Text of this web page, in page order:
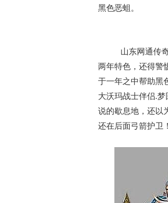
黑色恶蛆。
山东网通传
两年特色，还得警
于一年之中帮助黑
大沃玛战士伴侣.
说的歇息地，还以
还在后面弓箭护卫！